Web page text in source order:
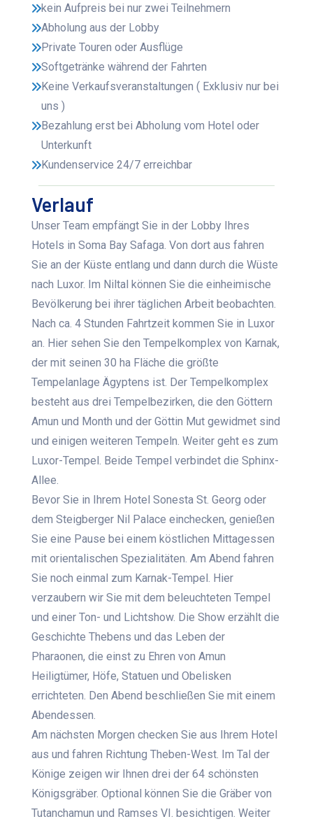
kein Aufpreis bei nur zwei Teilnehmern
Abholung aus der Lobby
Private Touren oder Ausflüge
Softgetränke während der Fahrten
Keine Verkaufsveranstaltungen ( Exklusiv nur bei
uns )
Bezahlung erst bei Abholung vom Hotel oder
Unterkunft
Kundenservice 24/7 erreichbar
Verlauf
Unser Team empfängt Sie in der Lobby Ihres
Hotels in Soma Bay Safaga. Von dort aus fahren
Sie an der Küste entlang und dann durch die Wüste
nach Luxor. Im Niltal können Sie die einheimische
Bevölkerung bei ihrer täglichen Arbeit beobachten.
Nach ca. 4 Stunden Fahrtzeit kommen Sie in Luxor
an. Hier sehen Sie den Tempelkomplex von Karnak,
der mit seinen 30 ha Fläche die größte
Tempelanlage Ägyptens ist. Der Tempelkomplex
besteht aus drei Tempelbezirken, die den Göttern
Amun und Month und der Göttin Mut gewidmet sind
und einigen weiteren Tempeln. Weiter geht es zum
Luxor-Tempel. Beide Tempel verbindet die Sphinx-
Allee.
Bevor Sie in Ihrem Hotel Sonesta St. Georg oder
dem Steigberger Nil Palace einchecken, genießen
Sie eine Pause bei einem köstlichen Mittagessen
mit orientalischen Spezialitäten. Am Abend fahren
Sie noch einmal zum Karnak-Tempel. Hier
verzaubern wir Sie mit dem beleuchteten Tempel
und einer Ton- und Lichtshow. Die Show erzählt die
Geschichte Thebens und das Leben der
Pharaonen, die einst zu Ehren von Amun
Heiligtümer, Höfe, Statuen und Obelisken
errichteten. Den Abend beschließen Sie mit einem
Abendessen.
Am nächsten Morgen checken Sie aus Ihrem Hotel
aus und fahren Richtung Theben-West. Im Tal der
Könige zeigen wir Ihnen drei der 64 schönsten
Königsgräber. Optional können Sie die Gräber von
Tutanchamun und Ramses VI. besichtigen. Weiter